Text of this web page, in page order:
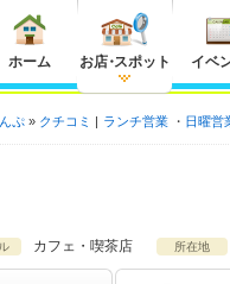
ホーム お店・スポット イベ
ぷ クチコミ ランチ営業 日曜営
カフェ・喫茶店 所在地